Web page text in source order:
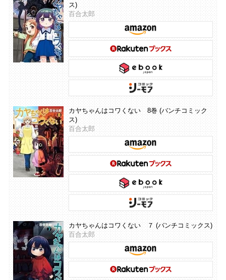
ス)
百合太郎
カヤちゃんはコワくない 8巻 (バンチコミック
ス)
百合太郎
カヤちゃんはコワくない ７ (バンチコミックス)
百合太郎